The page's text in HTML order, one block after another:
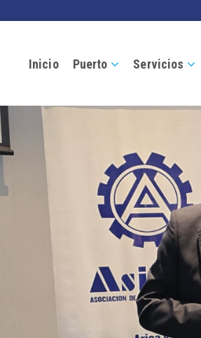
Inicio Puerto Servicios